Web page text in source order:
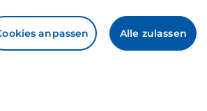
anpassen Alle zulassen